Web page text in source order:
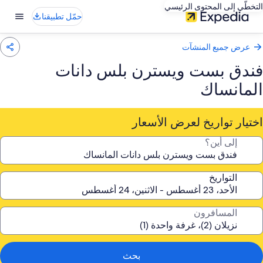
التخطّي إلى المحتوى الرئيسي
حمّل تطبيقنا
عرض جميع المنشآت
فندق بست ويسترن بلس دانات
المانساك
اختيار تواريخ لعرض الأسعار
إلى أين؟
التواريخ
المسافرون
بحث